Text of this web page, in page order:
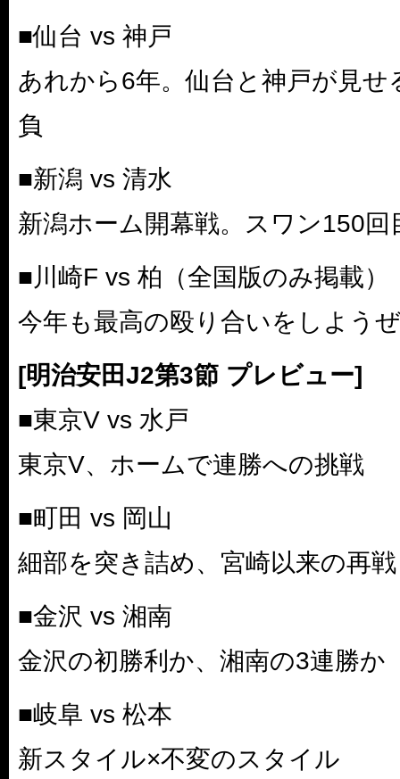
■仙台 vs 神戸
あれから6年。仙台と神戸が見せ
負
■新潟 vs 清水
新潟ホーム開幕戦。スワン150回
■川崎F vs 柏（全国版のみ掲載）
今年も最高の殴り合いをしよう
[明治安田J2第3節 プレビュー]
■東京V vs 水戸
東京V、ホームで連勝への挑戦
■町田 vs 岡山
細部を突き詰め、宮崎以来の再戦
■金沢 vs 湘南
金沢の初勝利か、湘南の3連勝か
■岐阜 vs 松本
新スタイル×不変のスタイル